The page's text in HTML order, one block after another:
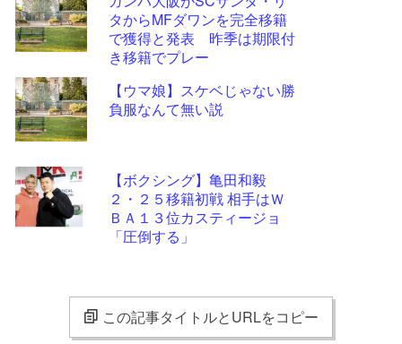
タからMFダワンを完全移籍
で獲得と発表 昨季は期限付
き移籍でプレー
【ウマ娘】スケベじゃない勝
負服なんて無い説
【ボクシング】亀田和毅
２・２５移籍初戦 相手はＷ
ＢＡ１３位カスティージョ
「圧倒する」
この記事タイトルとURLをコピー